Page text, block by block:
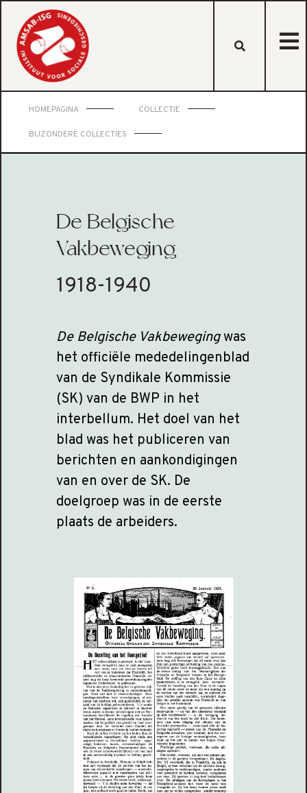
HOMEPAGINA COLLECTIE
BIJZONDERE COLLECTIES
De Belgische
Vakbeweging
1918-1940
De Belgische Vakbewegingwas
het officiële mededelingenblad
van de Syndikale Kommissie
(SK) van de BWP in het
interbellum. Het doel van het
blad was het publiceren van
berichten en aankondigingen
van en over de SK. De
doelgroep was in de eerste
plaats de arbeiders.